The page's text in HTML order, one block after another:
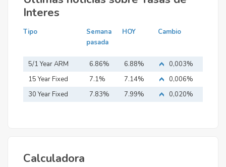
Interes
Tipo
Semana
pasada
HOY Cambio
5/1 Year ARM 6.86% 6.88%
0,003%
15 Year Fixed
Mortgage
7.1% 7.14%
0,006%
30 Year Fixed
7.83% 7.99% 0,020%
Calculadora